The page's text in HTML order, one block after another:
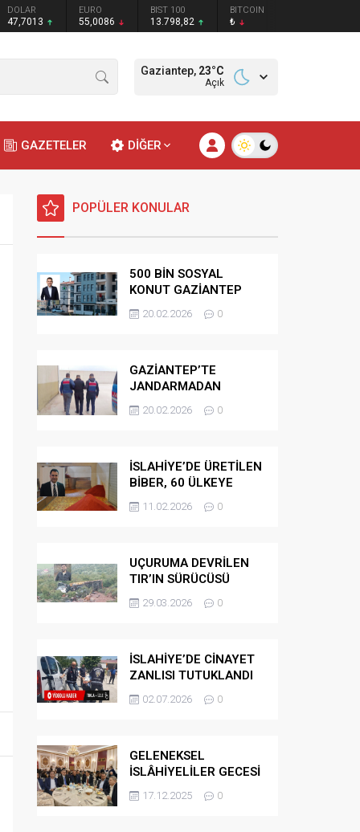
DOLAR
47,7013
EURO
55,0086
BIST 100
13.798,82
BITCOIN
₺
Gaziantep, 23°C
Açık
GAZETELER DİĞER
POPÜLER KONULAR
500 BİN SOSYAL
KONUT GAZİANTEP
HAK SAHİPLİĞİ
BELİRLEME KURASI-
20.02.2026 0
GAZİANTEP’TE
JANDARMADAN
GÖÇMEN
KAÇAKÇILARINA
20.02.2026 0
İSLAHİYE’DE ÜRETİLEN
BİBER, 60 ÜLKEYE
İHRAÇ EDİLİYOR
11.02.2026 0
UÇURUMA DEVRİLEN
TIR’IN SÜRÜCÜSÜ
HAYATINI KAYBETTİ
29.03.2026 0
İSLAHİYE’DE CİNAYET
ZANLISI TUTUKLANDI
02.07.2026 0
GELENEKSEL
İSLÂHİYELİLER GECESİ
DÜZENLENDİ
17.12.2025 0